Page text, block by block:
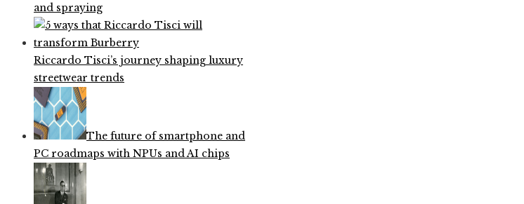
and spraying
Riccardo Tisci’s journey shaping luxury
streetwear trends
The future of smartphone and
PC roadmaps with NPUs and AI chips